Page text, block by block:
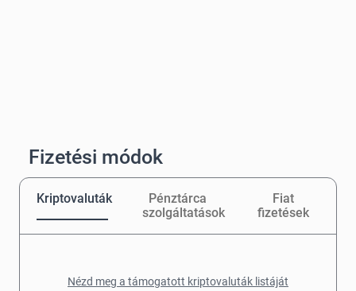
Fizetési módok
Kriptovaluták
Pénztárca
szolgáltatások
Fiat
fizetések
Nézd meg a támogatott kriptovaluták listáját